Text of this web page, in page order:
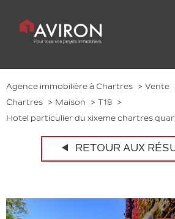
Agence immobilière à Chartres Vente
Chartres
Maison
T18
Hotel particulier du xixeme chartres
RETOUR AUX